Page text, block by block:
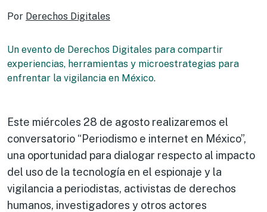
Por Derechos Digitales
Un evento de Derechos Digitales para compartir
experiencias, herramientas y microestrategias para
enfrentar la vigilancia en México.
Este miércoles 28 de agosto realizaremos el
conversatorio “Periodismo e internet en México”,
una oportunidad para dialogar respecto al impacto
del uso de la tecnología en el espionaje y la
vigilancia a periodistas, activistas de derechos
humanos, investigadores y otros actores